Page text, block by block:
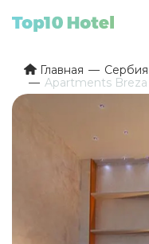
Главная Сербия
Apartments Breza